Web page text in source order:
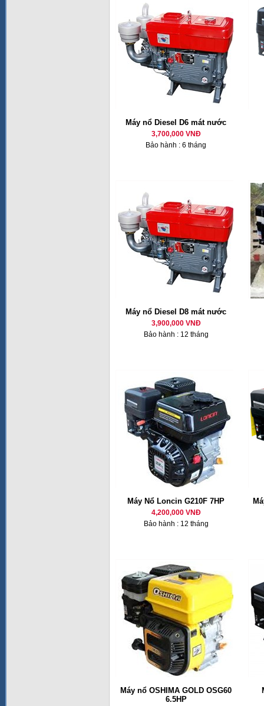
Máy nổ Diesel D6 mát nước
3,700,000 VNĐ
Bảo hành : 6 tháng
Máy nổ Diesel D8 mát nước
3,900,000 VNĐ
Bảo hành : 12 tháng
Máy Nổ Loncin G210F 7HP
4,200,000 VNĐ
Bảo hành : 12 tháng
Máy nổ OSHIMA GOLD OSG60
6.5HP